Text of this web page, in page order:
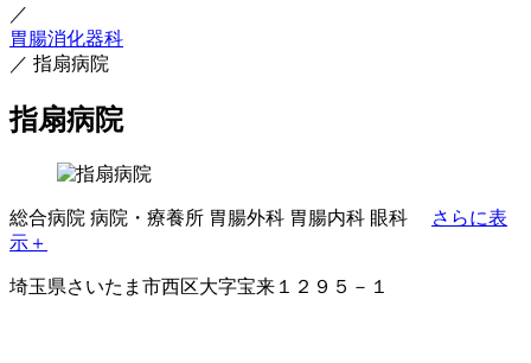
／
胃腸消化器科
／ 指扇病院
指扇病院
総合病院 病院・療養所 胃腸外科 胃腸内科 眼科
さらに表
示＋
埼玉県さいたま市西区大字宝来１２９５－１